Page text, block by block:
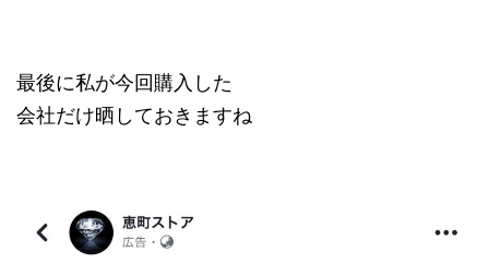
最後に私が今回購入した
会社だけ晒しておきますね